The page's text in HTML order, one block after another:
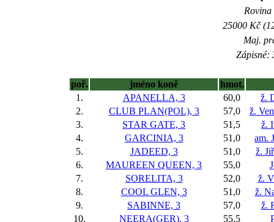
25000 Kč
Maj.
Zápisné:
poř. jméno koně
hmot.
1.
APANELLA, 3 60,0
ž.
2.
CLUB PLAN(POL), 3 57,0
ž.
3.
STAR GATE, 3 51,5
ž.
4.
GARCINIA, 3 51,0
am.
5.
JADEED, 3 51,0
ž.
6.
MAUREEN QUEEN, 3 55,0
7.
SORELITA, 3 52,0
ž.
8.
COOL GLEN, 3 51,0
ž.
9.
SABINNE, 3 57,0
ž.
10.
NEERA(GER), 3 55,5